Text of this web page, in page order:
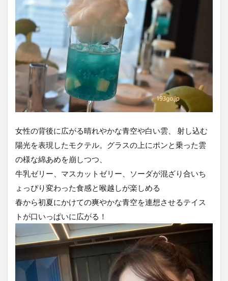
女性の背後に広がる晴れやかな青空や白い雲、 射し込む
陽光を表現したモクテル。グラスの上にポンと乗った雲
の様な綿あめを崩しつつ、
牛乳ゼリー、マスカットゼリー、ソーダが混ざり合いち
ょっぴり変わった食感と喉越しが楽しめる
春から初夏にかけての爽やかな青空を連想させるテイス
トが口いっぱいに広がる！